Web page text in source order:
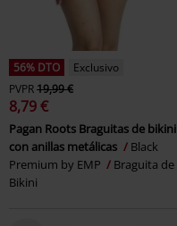
56% DTO
Exclusivo
PVPR19,99 €
8,79 €
Pagan Roots Braguitas de bikini
con anillas metálicas
Black
Premium by EMP
Braguita de
Bikini